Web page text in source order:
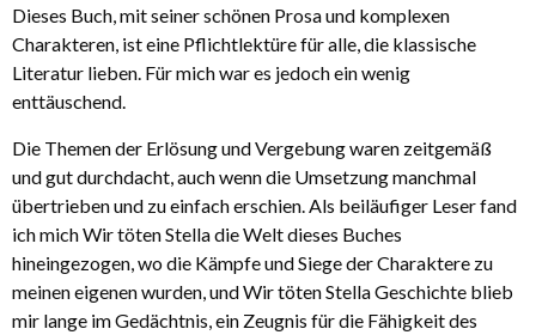
Dieses Buch, mit seiner schönen Prosa und komplexen
Charakteren, ist eine Pflichtlektüre für alle, die klassische
Literatur lieben. Für mich war es jedoch ein wenig
enttäuschend.
Die Themen der Erlösung und Vergebung waren zeitgemäß
und gut durchdacht, auch wenn die Umsetzung manchmal
übertrieben und zu einfach erschien. Als beiläufiger Leser fand
ich mich Wir töten Stella die Welt dieses Buches
hineingezogen, wo die Kämpfe und Siege der Charaktere zu
meinen eigenen wurden, und Wir töten Stella Geschichte blieb
mir lange im Gedächtnis, ein Zeugnis für die Fähigkeit des